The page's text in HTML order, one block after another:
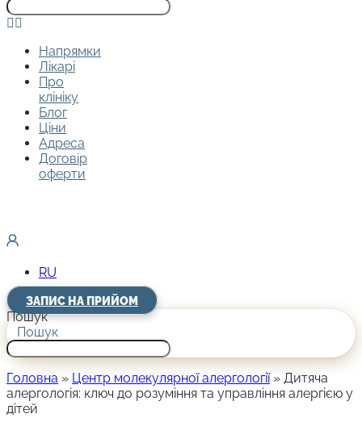
Напрямки
Лікарі
Про
клініку
Блог
Ціни
Адреса
Договір
оферти
RU
ЗАПИС НА ПРИЙОМ
Пошук
Пошук
Головна » Центр молекулярної алергології» Дитяча
алергологія: ключ до розуміння та управління алергією у
дітей